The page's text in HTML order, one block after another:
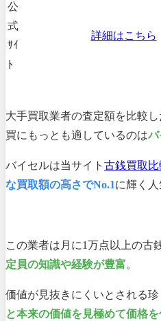
公
式
ｻｲ
ﾄ
詳細はこちら
大手買取業者の査定額を比較
買にもっとも適しているのはバ
バイセルは当サイト 古銭買取
な買取額の高さでNo.1に輝く人
この業者は月に1万点以上の古
定員の知識や経験が豊富。
価値が見抜きにくいとされる珍
と本来の価値を見極めて価格